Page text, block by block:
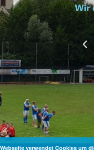
Wir
verwendet Cookies um